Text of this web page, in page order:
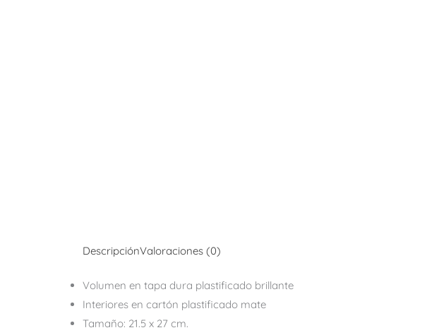
DescripciónValoraciones (0)
Volumen en tapa dura plastificado brillante
Interiores en cartón plastificado mate
Tamaño: 21.5 x 27 cm.